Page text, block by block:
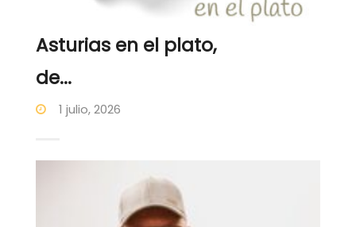
Asturias en el plato,
de...
1 julio, 2026